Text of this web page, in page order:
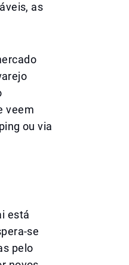
as
veem
ou via
está
se
pelo